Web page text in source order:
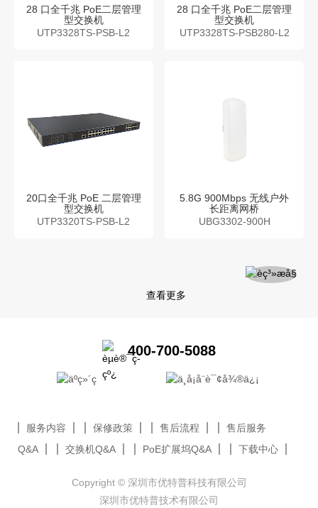
28 口全千兆 PoE二层管理
型交换机
UTP3328TS-PSB-L2
28 口全千兆 PoE二层管理
型交换机
UTP3328TS-PSB280-L2
20口全千兆 PoE 二层管理
型交换机
UTP3320TS-PSB-L2
5.8G 900Mbps 无线户外
长距离网桥
UBG3302-900H
查看更多
400-700-5088
服务内容 保修政策 售后流程
售后服务
Q&A
交换机Q&A PoE扩展坞Q&A 下载中心
Copyright © 深圳市优特普科技有限公司
深圳市优特普技术有限公司